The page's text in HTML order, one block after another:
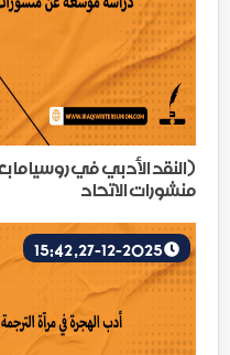
(النقد الأدبي في روسيا
منشورات الاتحاد